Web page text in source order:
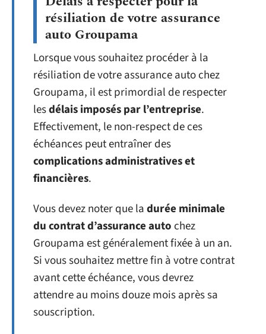
résiliation de votre assurance
auto Groupama
Lorsque vous souhaitez procéder à la
résiliation de votre assurance auto chez
Groupama, il est primordial de respecter
lesdélais imposés par l’entreprise.
Effectivement, le non-respect de ces
échéances peut entraîner des
complications administratives et
financières.
Vous devez noter que ladurée minimale
du contrat d’assurance auto chez
Groupama est généralement fixée à un an.
Si vous souhaitez mettre fin à votre contrat
avant cette échéance, vous devrez
attendre au moins douze mois après sa
souscription.